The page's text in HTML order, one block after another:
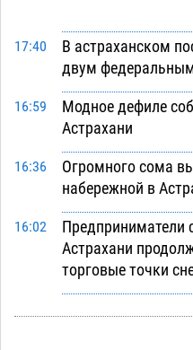
17:40
В астраханском
двум
16:59
Модное дефиле
Астрахани
16:36
Огромного сома
набережной в
16:02
Предприниматели
Астрахани
торговые точки
на новой